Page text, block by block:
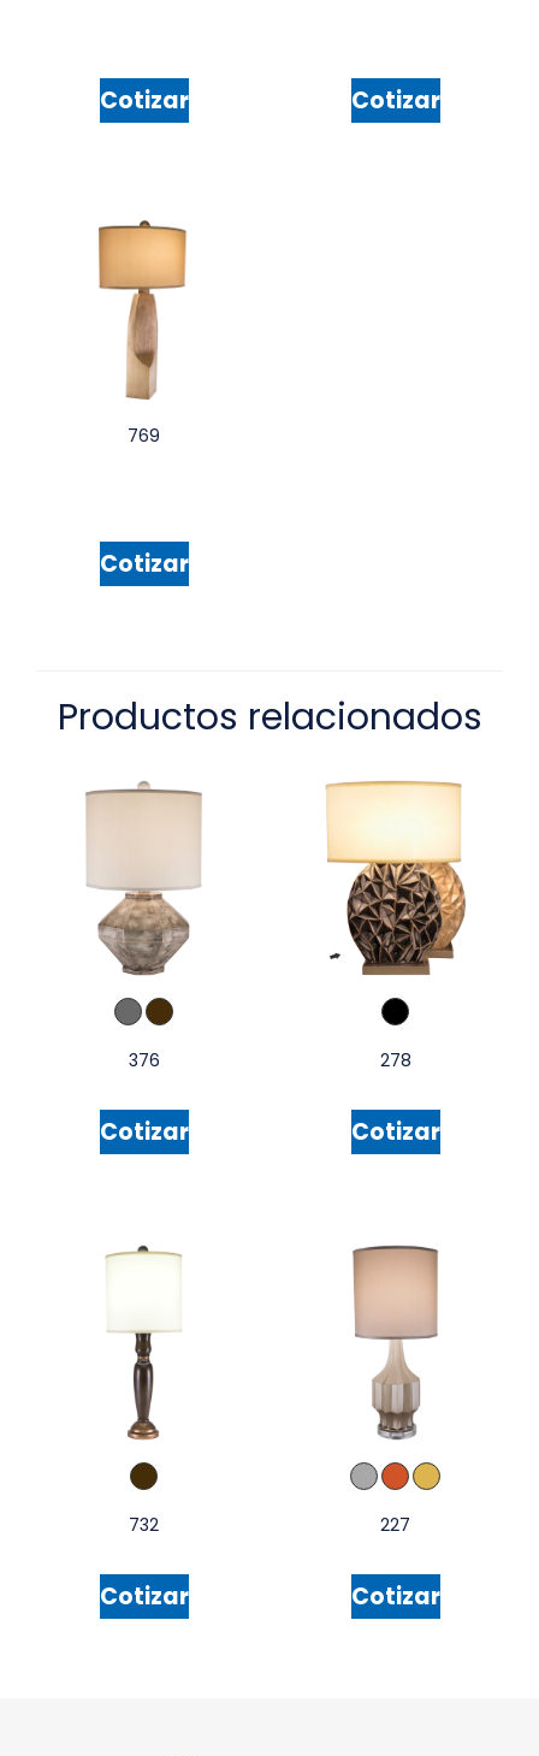
Cotizar Cotizar
769
Cotizar
Productos relacionados
376
Cotizar
278
Cotizar
732
Cotizar
227
Cotizar